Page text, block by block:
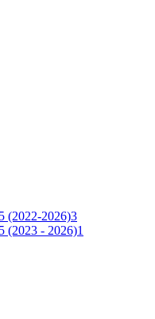
(2022-2026)3
(2023 - 2026)1